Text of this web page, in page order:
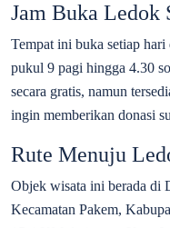
Jam Buka Ledok
Tempat ini buka setiap
pukul 9 pagi hingga 4.30
secara gratis, namun
ingin memberikan donasi
Rute Menuju
Objek wisata ini berada di
Kecamatan Pakem,